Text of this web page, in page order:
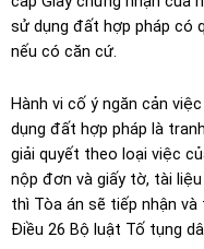
sử dụng đất hợp pháp có
nếu có căn cứ.
Hành vi cố ý ngăn cản
dụng đất hợp pháp là
giải quyết theo loại việc
nộp đơn và giấy tờ, tài
thì Tòa án sẽ tiếp nhận
Điều 26 Bộ luật Tố tụng